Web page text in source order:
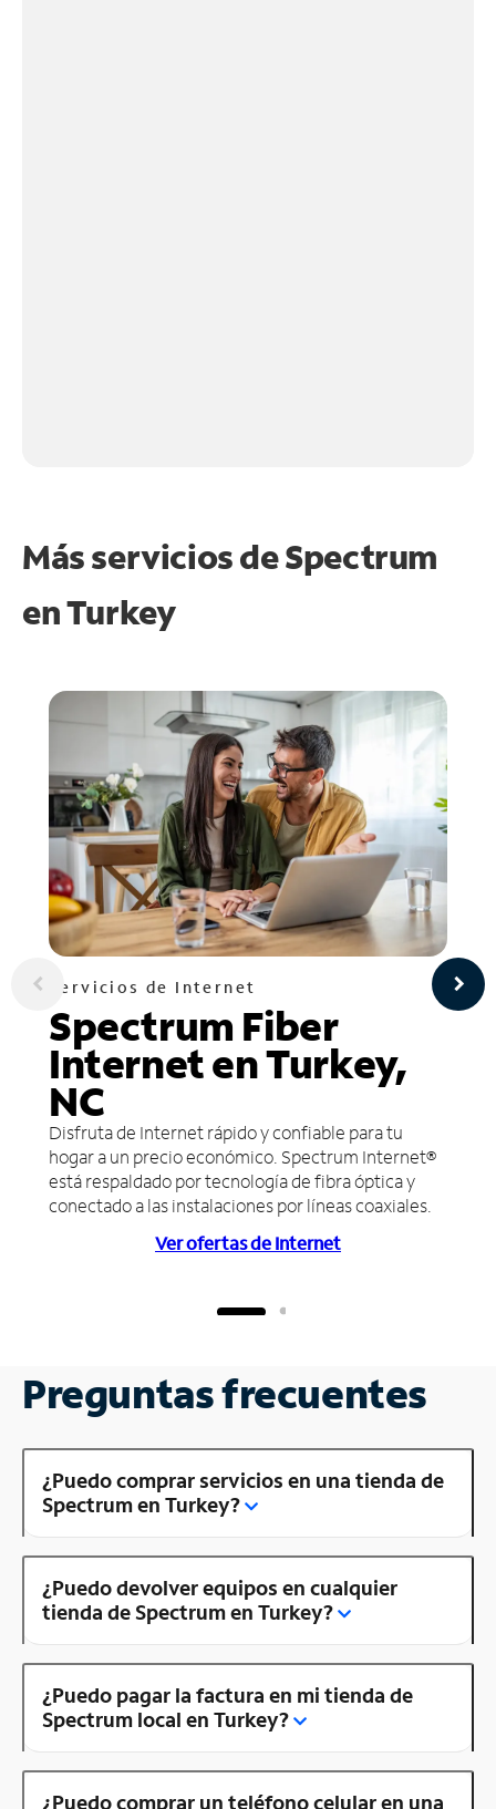
Más servicios de Spectrum
enTurkey
Servicios de Internet
Spectrum Fiber
Internet en Turkey,
NC
Disfruta de Internet rápido y confiable para tu
hogar a un precio económico. Spectrum Internet®
está respaldado por tecnología de fibra óptica y
conectado a las instalaciones por líneas coaxiales.
Ver ofertas de Internet
Preguntas frecuentes
¿Puedo comprar servicios en una tienda de
Spectrum en Turkey?
¿Puedo devolver equipos en cualquier
tienda de Spectrum en Turkey?
¿Puedo pagar la factura en mi tienda de
Spectrum local en Turkey?
¿Puedo comprar un teléfono celular en una